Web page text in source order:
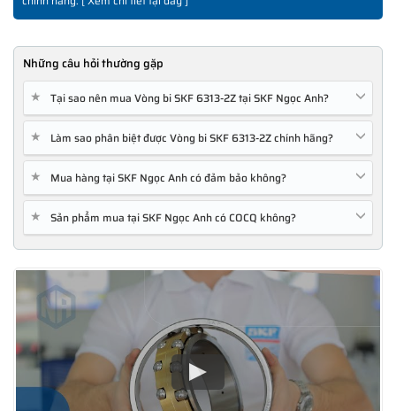
Những câu hỏi thường gặp
★ Tại sao nên mua Vòng bi SKF 6313-2Z tại SKF Ngọc Anh?
★ Làm sao phân biệt được Vòng bi SKF 6313-2Z chính hãng?
★ Mua hàng tại SKF Ngọc Anh có đảm bảo không?
★ Sản phẩm mua tại SKF Ngọc Anh có COCQ không?